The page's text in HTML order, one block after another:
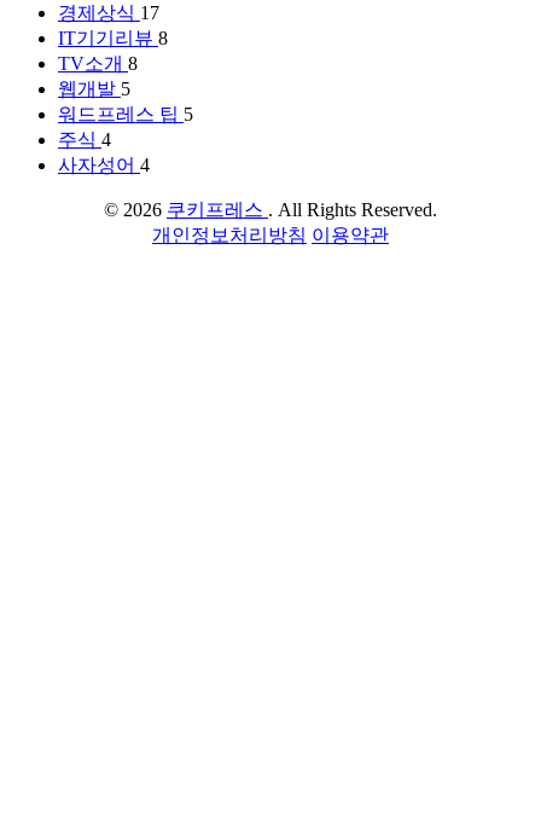
경제상식 17
IT기기리뷰 8
TV소개 8
웹개발 5
워드프레스 팁 5
주식 4
사자성어 4
© 2026 쿠키프레스 . All Rights Reserved.
개인정보처리방침 이용약관